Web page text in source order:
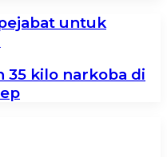
untuk
35 kilo narkoba di